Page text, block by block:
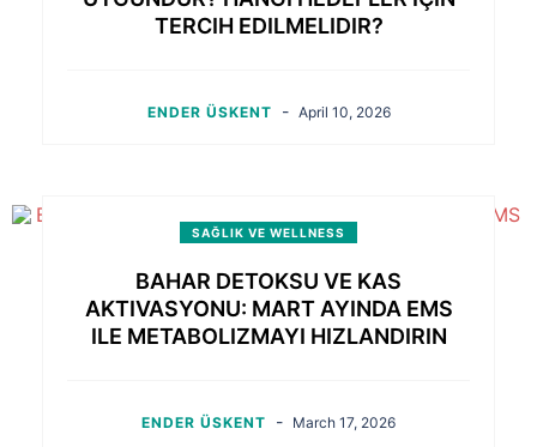
TERCIH EDILMELIDIR?
ENDER ÜSKENT - April 10, 2026
SAĞLIK VE WELLNESS
BAHAR DETOKSU VE KAS
AKTIVASYONU: MART AYINDA EMS
ILE METABOLIZMAYI HIZLANDIRIN
ENDER ÜSKENT - March 17, 2026